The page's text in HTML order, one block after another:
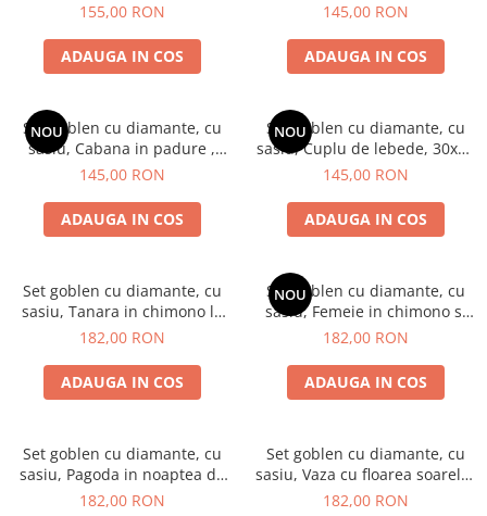
155,00 RON
ADAUGA IN COS
145,00 RON
ADAUGA IN COS
NOU
Set goblen cu diamante, cu
sasiu, Cabana in padure ,
30x40 cm
145,00 RON
ADAUGA IN COS
NOU
Set goblen cu diamante, cu
sasiu, Cuplu de lebede, 30x40
cm
145,00 RON
ADAUGA IN COS
Set goblen cu diamante, cu
sasiu, Tanara in chimono la
festivalul lanternelor, 40x50
182,00 RON
ADAUGA IN COS
NOU
Set goblen cu diamante, cu
sasiu, Femeie in chimono si
sakura, 40x50 cm
182,00 RON
ADAUGA IN COS
Set goblen cu diamante, cu
sasiu, Pagoda in noaptea de
toamna, 40x50 cm
182,00 RON
Set goblen cu diamante, cu
sasiu, Vaza cu floarea soarelui
toamna, 40x50 cm
182,00 RON